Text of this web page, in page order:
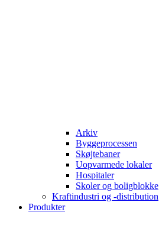
Arkiv
Byggeprocessen
Skøjtebaner
Uopvarmede lokaler
Hospitaler
Skoler og boligblokke
Kraftindustri og -distribution
Produkter